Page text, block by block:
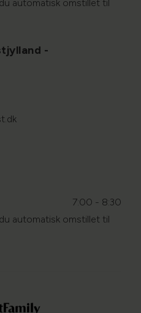
automatisk omstillet til
-
7:00 - 8:30
automatisk omstillet til